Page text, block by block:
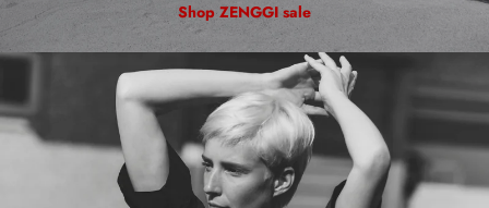
Shop ZENGGI sale